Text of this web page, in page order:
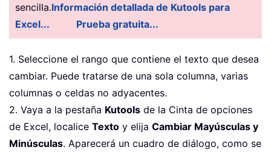
sencilla.Información detallada de Kutools para
Excel...
Prueba gratuita...
1. Seleccione el rango que contiene el texto que desea
cambiar. Puede tratarse de una sola columna, varias
columnas o celdas no adyacentes.
2. Vaya a la pestaña Kutools de la Cinta de opciones
de Excel, localice Texto y elija Cambiar Mayúsculas y
Minúsculas. Aparecerá un cuadro de diálogo, como se